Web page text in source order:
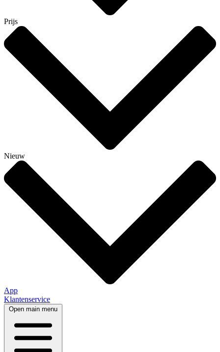
Prijs
Nieuw
App
Klantenservice
Open main menu